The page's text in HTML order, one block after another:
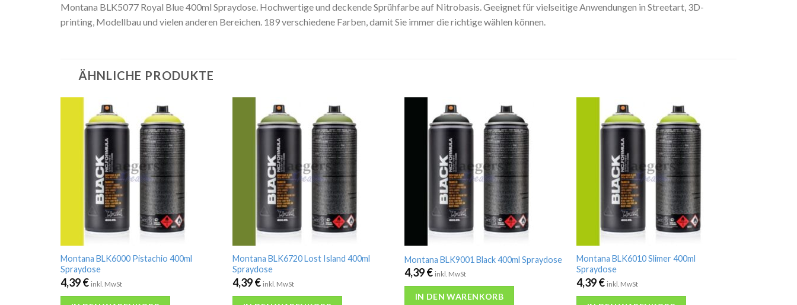
Montana BLK5077 Royal Blue 400ml Spraydose. Hochwertige und deckende Sprühfarbe auf Nitrobasis. Geeignet für vielseitige Anwendungen in Streetart, 3D-
printing, Modellbau und vielen anderen Bereichen. 189 verschiedene Farben, damit Sie immer die richtige wählen können.
ÄHNLICHE PRODUKTE
Montana BLK6000 Pistachio 400ml
Spraydose
4,39€ inkl. MwSt
Montana BLK6720 Lost Island 400ml
Spraydose
4,39€ inkl. MwSt
Montana BLK9001 Black 400ml Spraydose
4,39€ inkl. MwSt
IN DEN WARENKORB
Montana BLK6010 Slimer 400ml
Spraydose
4,39€ inkl. MwSt